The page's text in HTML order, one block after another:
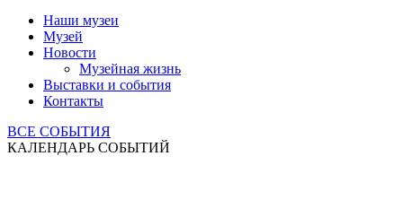
Наши музеи
Музей
Новости
Музейная жизнь
Выставки и события
Контакты
ВСЕ СОБЫТИЯ
КАЛЕНДАРЬ СОБЫТИЙ